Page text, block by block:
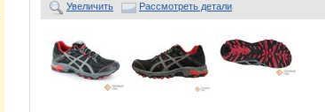
Увеличить Рассмотреть детали